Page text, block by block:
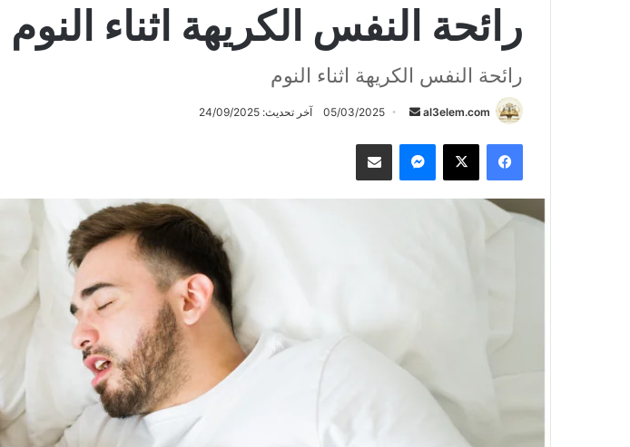
رائحة النفس الكريهة اثناء النوم
رائحة النفس الكريهة اثناء النوم
al3elem.com
أرسل
إلكترونيا
05/03/2025 آخر تحديث: 24/09/2025
فيسبوك ‫X ماسنجر مشاركة عبر البريد